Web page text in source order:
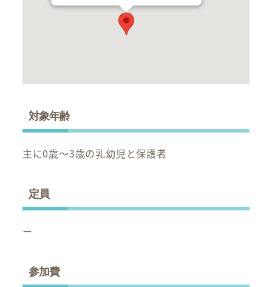
対象年齢
主に0歳～3歳の乳幼児と保護者
定員
ー
参加費